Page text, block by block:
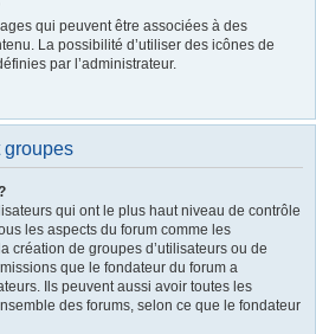
qui peuvent être associées à des
La possibilité d’utiliser des icônes de
par l’administrateur.
groupes
qui ont le plus haut niveau de contrôle
les aspects du forum comme les
création de groupes d’utilisateurs ou de
que le fondateur du forum a
Ils peuvent aussi avoir toutes les
des forums, selon ce que le fondateur